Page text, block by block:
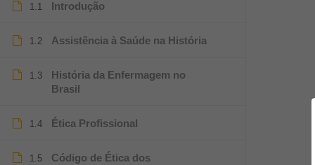
1.1 Introdução
1.2 Assistência à Saúde na História
1.3
História da Enfermagem no
Brasil
1.4 Ética Profissional
1.5
Código de Ética dos